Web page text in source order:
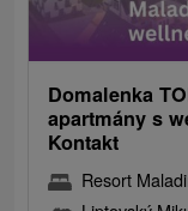
Domalenka
apartmány s
Kontakt
Resort